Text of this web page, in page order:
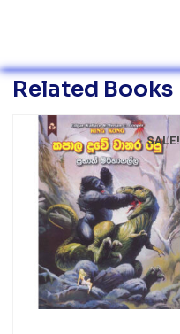
Related Books
SALE!